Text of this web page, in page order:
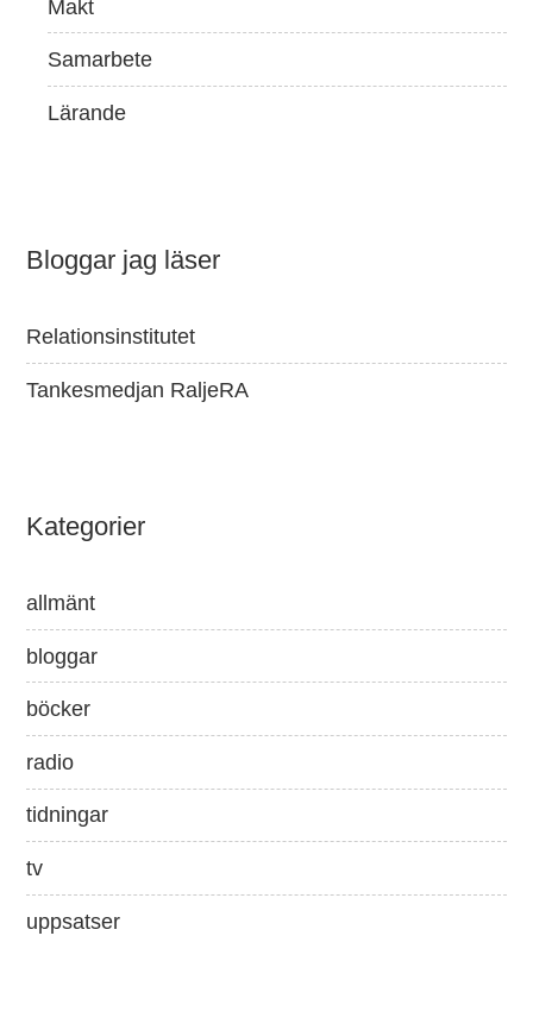
Makt
Samarbete
Lärande
Bloggar jag läser
Relationsinstitutet
Tankesmedjan RaljeRA
Kategorier
allmänt
bloggar
böcker
radio
tidningar
tv
uppsatser